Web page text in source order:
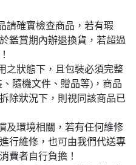
請確實檢查商品，若有瑕
鑑賞期內辦退換貨，若超過
之狀態下，且包裝必須完整
隨機文件、贈品等)，商品
除狀況下，則視同該商品已
及環境相關，若有任何維修
行維修，也可由我們代送專
費者自行負擔！